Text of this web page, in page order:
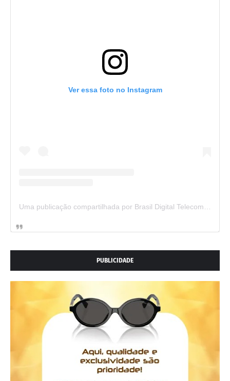
Ver essa foto no Instagram
Uma publicação compartilhada por Brasil Digital Telecom (@brasildigitaltelecom)
PUBLICIDADE